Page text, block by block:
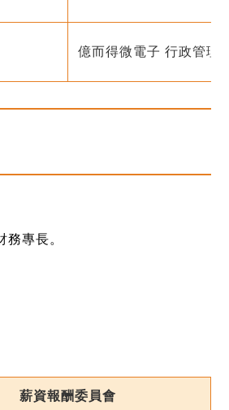
億而得微電子 行政管理
專長。
薪資報酬委員會